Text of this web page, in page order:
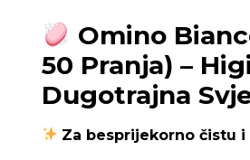
Omino
50 Pranja) –
Dugotrajna
Za besprijekorno čistu i